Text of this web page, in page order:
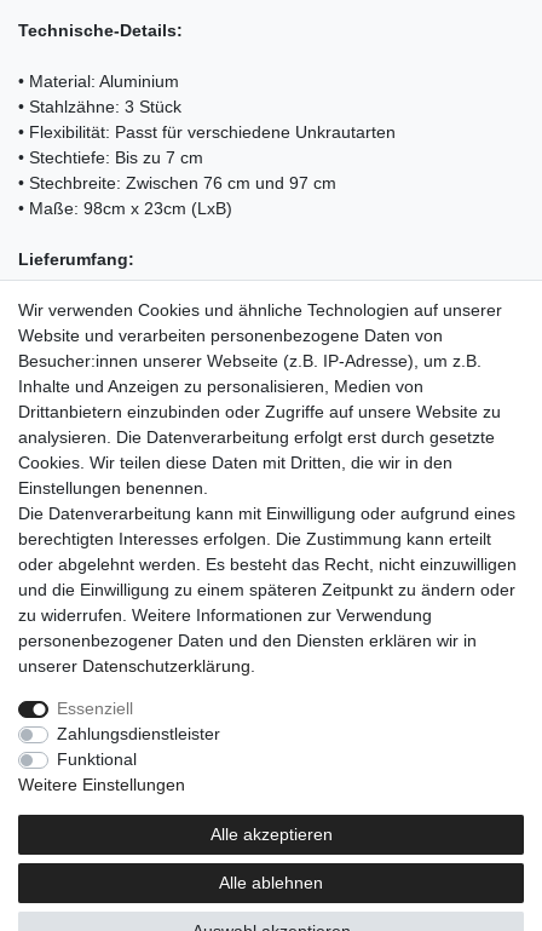
Technische-Details:
• Material: Aluminium
• Stahlzähne: 3 Stück
• Flexibilität: Passt für verschiedene Unkrautarten
• Stechtiefe: Bis zu 7 cm
• Stechbreite: Zwischen 76 cm und 97 cm
• Maße: 98cm x 23cm (LxB)
Lieferumfang:
• 1x KESSER Unkrautentferner
• 1x Schutzkappe
• 1x Arbeitshandschuhe
Einkaufen
Zahlungsarten
Versandarten & -kosten
Warenkorb
Mein Konto
Anmelden
Registrieren
Unternehmen
Kontakt
Impressum
Wir verwenden Cookies und ähnliche Technologien auf unserer
Website und verarbeiten personenbezogene Daten von
Besucher:innen unserer Webseite (z.B. IP-Adresse), um z.B.
Inhalte und Anzeigen zu personalisieren, Medien von
Drittanbietern einzubinden oder Zugriffe auf unsere Website zu
analysieren. Die Datenverarbeitung erfolgt erst durch gesetzte
Cookies. Wir teilen diese Daten mit Dritten, die wir in den
Einstellungen benennen.
Die Datenverarbeitung kann mit Einwilligung oder aufgrund eines
berechtigten Interesses erfolgen. Die Zustimmung kann erteilt
oder abgelehnt werden. Es besteht das Recht, nicht einzuwilligen
und die Einwilligung zu einem späteren Zeitpunkt zu ändern oder
zu widerrufen. Weitere Informationen zur Verwendung
personenbezogener Daten und den Diensten erklären wir in
unserer Daten­schutz­erklärung
Essenziell
Zahlungsdienstleister
Funktional
Weitere Einstellungen
Alle akzeptieren
Alle ablehnen